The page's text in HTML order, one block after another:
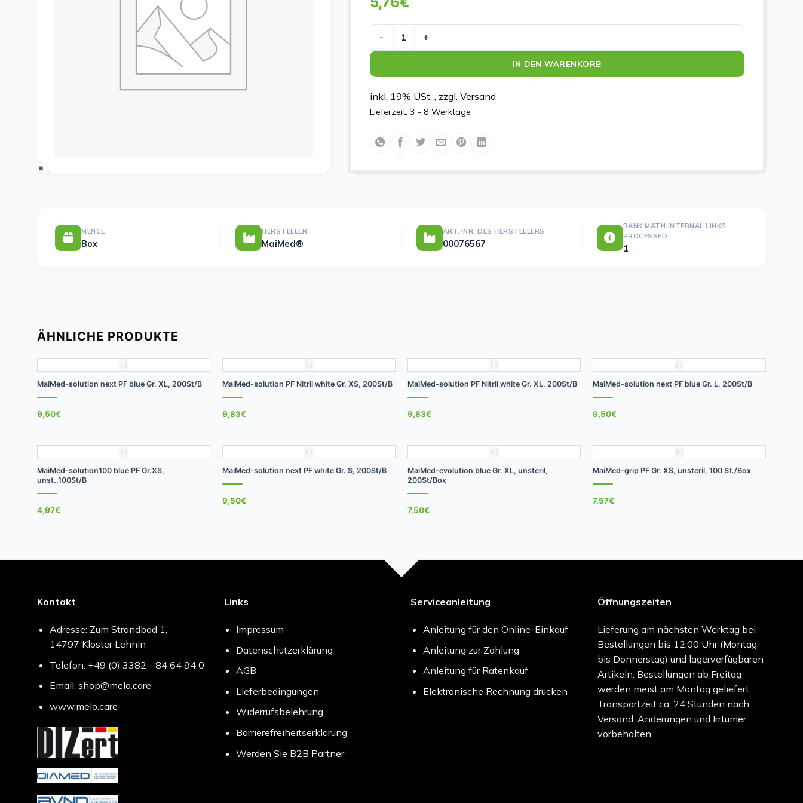
MaiMed-solution100 magenta Gr. L, unst., 100 St/B Menge
IN DEN WARENKORB
inkl. 19% USt. , zzgl. Versand
Lieferzeit: 3 - 8 Werktage
MENGE
Box
HERSTELLER
MaiMed®
ART.-NR. DES HERSTELLERS
00076567
RANK MATH INTERNAL LINKS
PROCESSED
1
ÄHNLICHE PRODUKTE
MaiMed-solution next PF blue Gr. XL, 200St/B
9,50€
MaiMed-solution PF Nitril white Gr. XS, 200St/B
9,83€
MaiMed-solution PF Nitril white Gr. XL, 200St/B
9,83€
MaiMed-solution next PF blue Gr. L, 200St/B
9,50€
MaiMed-solution100 blue PF Gr.XS,
unst.,100St/B
4,97€
MaiMed-solution next PF white Gr. S, 200St/B
9,50€
MaiMed-evolution blue Gr. XL, unsteril,
200St/Box
7,50€
MaiMed-grip PF Gr. XS, unsteril, 100 St./Box
7,57€
Kontakt
Adresse: Zum Strandbad 1,
14797 Kloster Lehnin
Telefon: +49 (0) 3382 - 84 64 94 0
Email: shop@melo.care
www.melo.care
Links
Impressum
Datenschutzerklärung
AGB
Lieferbedingungen
Widerrufsbelehrung
Barrierefreiheitserklärung
Werden Sie B2B Partner
Serviceanleitung
Anleitung für den Online-Einkauf
Anleitung zur Zahlung
Anleitung für Ratenkauf
Elektronische Rechnung drucken
Öffnungszeiten
Lieferung am nächsten Werktag bei
Bestellungen bis 12:00 Uhr (Montag
bis Donnerstag) und lagerverfügbaren
Artikeln. Bestellungen ab Freitag
werden meist am Montag geliefert.
Transportzeit ca. 24 Stunden nach
Versand. Änderungen und Irrtümer
vorbehalten.